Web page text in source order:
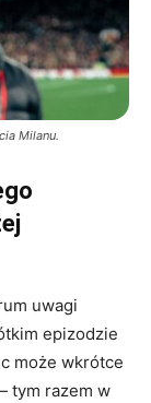
Milanu.
uwagi
epizodzie
może wkrótce
tym razem w